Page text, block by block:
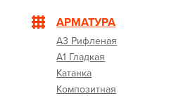
АРМАТУРА
А3 Рифленая
А1 Гладкая
Катанка
Композитная